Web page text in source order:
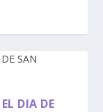
DIA DE